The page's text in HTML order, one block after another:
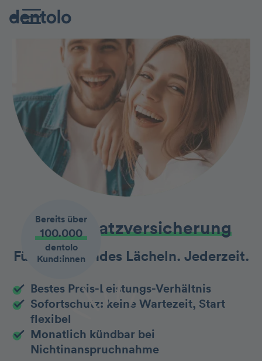
Zahnzusatz­versicherung
Für ein gesundes Lächeln. Jederzeit.
Bestes Preis-Leistungs-Verhältnis
Sofortschutz: keine Wartezeit, Start
flexibel
Monatlich kündbar bei
Nichtinanspruchnahme
Bereits über
100.000
dentolo
Kund:innen